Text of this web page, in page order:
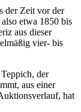
der Zeit vor der
etwa 1850 bis
aus dieser
vier- bis
der
aus einer
hat